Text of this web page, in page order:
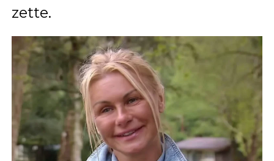
zette.